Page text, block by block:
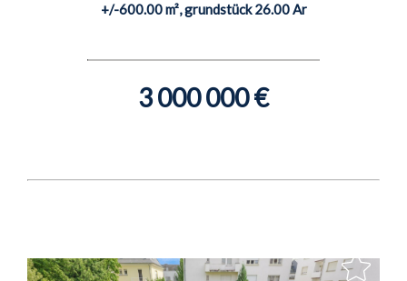
+/-600.00 m², grundstück 26.00 Ar
3 000 000 €